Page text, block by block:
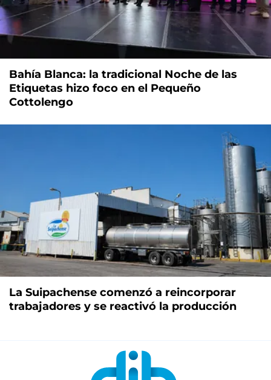
Bahía Blanca: la tradicional Noche de las
Etiquetas hizo foco en el Pequeño
Cottolengo
La Suipachense comenzó a reincorporar
trabajadores y se reactivó la producción